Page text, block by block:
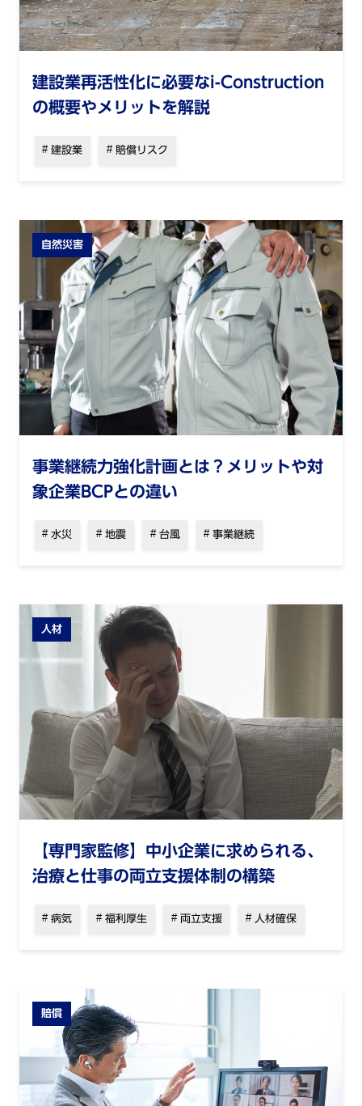
建設業再活性化に必要なi-Construction
の概要やメリットを解説
建設業 賠償リスク
自然災害
事業継続力強化計画とは？メリットや対
象企業BCPとの違い
水災 地震 台風 事業継続
人材
【専門家監修】中小企業に求められる、
治療と仕事の両立支援体制の構築
病気 福利厚生 両立支援 人材確保
賠償